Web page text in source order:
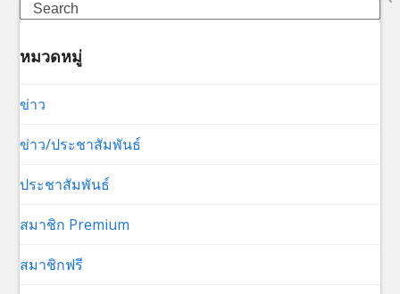
Search
หมวดหมู่
ข่าว
ข่าว/ประชาสัมพันธ์
ประชาสัมพันธ์
สมาชิก Premium
สมาชิกฟรี